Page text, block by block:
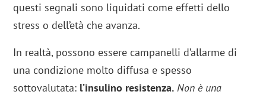
questi segnali sono liquidati come effetti dello
stress o dell’età che avanza.
In realtà, possono essere campanelli d’allarme di
una condizione molto diffusa e spesso
sottovalutata: l’insulino resistenza. Non è una